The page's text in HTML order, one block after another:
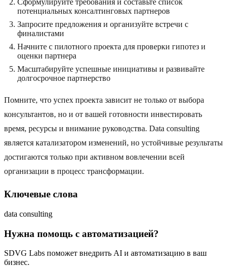
Сформулируйте требования и составьте список
потенциальных консалтинговых партнеров
Запросите предложения и организуйте встречи с
финалистами
Начните с пилотного проекта для проверки гипотез и
оценки партнера
Масштабируйте успешные инициативы и развивайте
долгосрочное партнерство
Помните, что успех проекта зависит не только от выбора
консультантов, но и от вашей готовности инвестировать
время, ресурсы и внимание руководства. Data consulting
является катализатором изменений, но устойчивые результаты
достигаются только при активном вовлечении всей
организации в процесс трансформации.
Ключевые слова
data consulting
Нужна помощь с автоматизацией?
SDVG Labs поможет внедрить AI и автоматизацию в ваш
бизнес.